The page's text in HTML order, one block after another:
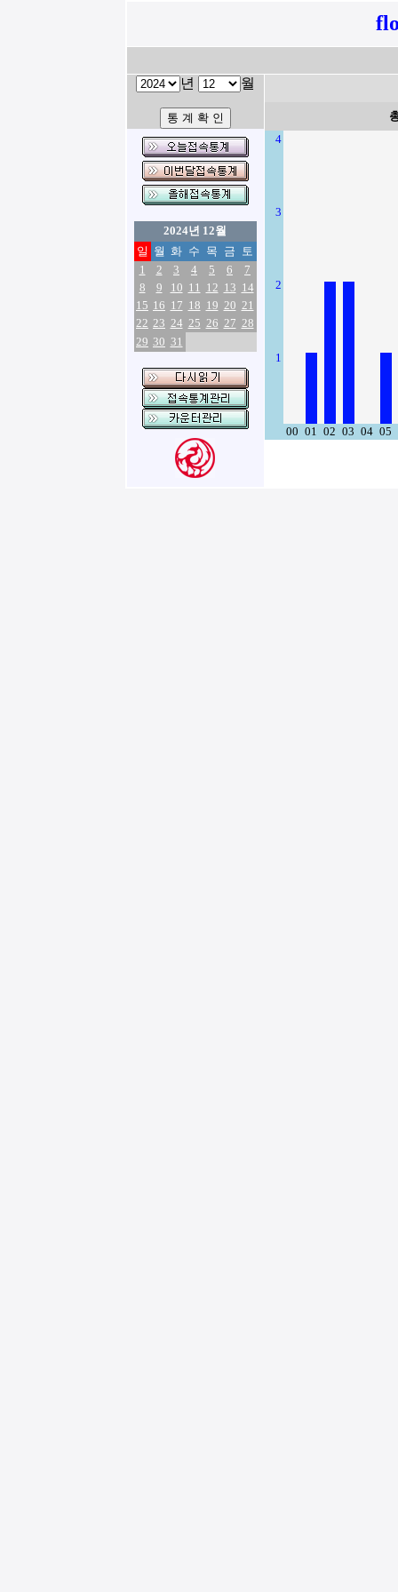
년 월
2024년 12월
일 월 화 수 목 금 토
1
2 3 4 5 6
7
8
9 10 11 12 13 14
15 16 17 18 19 20 21
22 23 24 25 26 27 28
29 30 31
4
3
2
1
00 01 02 03 04 05